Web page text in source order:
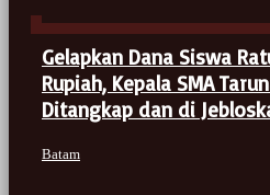
Gelapkan Dana Siswa
Rupiah, Kepala SMA
Ditangkap dan di
Batam